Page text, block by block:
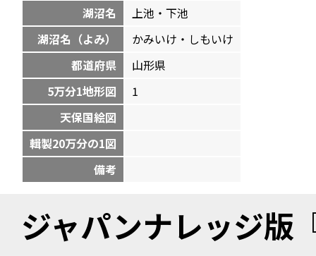
湖沼名
上池・下池
湖沼名（よみ）
かみいけ・しもいけ
都道府県
山形県
5万分1地形図
1
天保国絵図
輯製20万分の1図
備考
ジャパンナレッジ版